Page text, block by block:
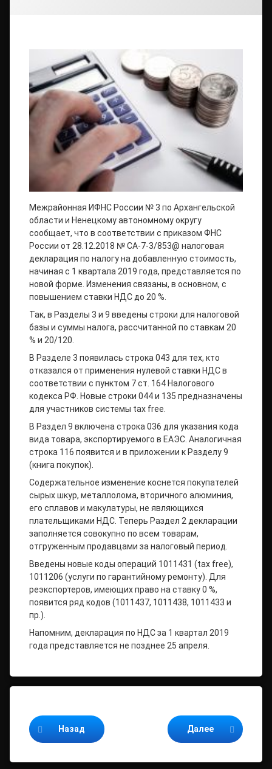
Межрайонная ИФНС России № 3 по Архангельской
области и Ненецкому автономному округу
сообщает, что в соответствии с приказом ФНС
России от 28.12.2018 № СА-7-3/853@ налоговая
декларация по налогу на добавленную стоимость,
начиная с 1 квартала 2019 года, представляется по
новой форме. Изменения связаны, в основном, с
повышением ставки НДС до 20 %.
Так, в Разделы 3 и 9 введены строки для налоговой
базы и суммы налога, рассчитанной по ставкам 20
% и 20/120.
В Разделе 3 появилась строка 043 для тех, кто
отказался от применения нулевой ставки НДС в
соответствии с пунктом 7 ст. 164 Налогового
кодекса РФ. Новые строки 044 и 135 предназначены
для участников системы tax free.
В Раздел 9 включена строка 036 для указания кода
вида товара, экспортируемого в ЕАЭС. Аналогичная
строка 116 появится и в приложении к Разделу 9
(книга покупок).
Содержательное изменение коснется покупателей
сырых шкур, металлолома, вторичного алюминия,
его сплавов и макулатуры, не являющихся
плательщиками НДС. Теперь Раздел 2 декларации
заполняется совокупно по всем товарам,
отгруженным продавцами за налоговый период.
Введены новые коды операций 1011431 (tax free),
1011206 (услуги по гарантийному ремонту). Для
реэкспортеров, имеющих право на ставку 0 %,
появится ряд кодов (1011437, 1011438, 1011433 и
пр.).
Напомним, декларация по НДС за 1 квартал 2019
года представляется не позднее 25 апреля.
Назад Далее